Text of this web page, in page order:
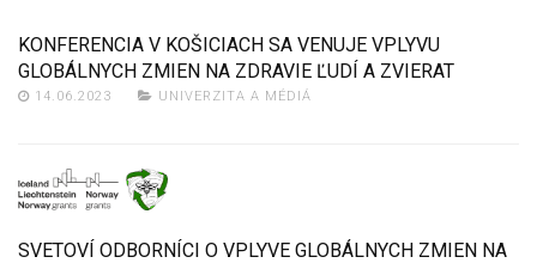
KONFERENCIA V KOŠICIACH SA VENUJE VPLYVU
GLOBÁLNYCH ZMIEN NA ZDRAVIE ĽUDÍ A ZVIERAT
14.06.2023 UNIVERZITA A MÉDIÁ
SVETOVÍ ODBORNÍCI O VPLYVE GLOBÁLNYCH ZMIEN NA